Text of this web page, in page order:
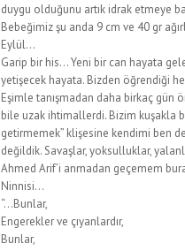
duygu olduğunu artık idrak etmeye
Bebeğimiz şu anda 9 cm ve 40 gr
Eylül…
Garip bir his… Yeni bir can hayata
yetişecek hayata. Bizden öğrendiği
Eşimle tanışmadan daha birkaç gün
bile uzak ihtimallerdi. Bizim kuşakla
getirmemek” klişesine kendimi ben
değildik. Savaşlar, yoksulluklar,
Ahmed Arif’i anmadan geçemem
Ninnisi…
“…Bunlar,
Engerekler ve çıyanlardır,
Bunlar,